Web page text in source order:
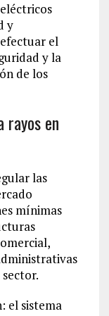
y
el
y la
de los
rayos en
las
mínimas
el sistema